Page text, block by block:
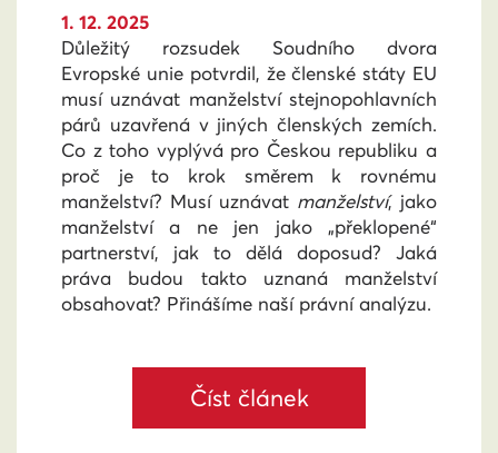
1. 12. 2025
Důležitý rozsudek Soudního dvora
Evropské unie potvrdil, že členské státy EU
musí uznávat manželství stejnopohlavních
párů uzavřená v jiných členských zemích.
Co z toho vyplývá pro Českou republiku a
proč je to krok směrem k rovnému
manželství? Musí uznávat manželství, jako
manželství a ne jen jako „překlopené“
partnerství, jak to dělá doposud? Jaká
práva budou takto uznaná manželství
obsahovat? Přinášíme naší právní analýzu.
Číst článek